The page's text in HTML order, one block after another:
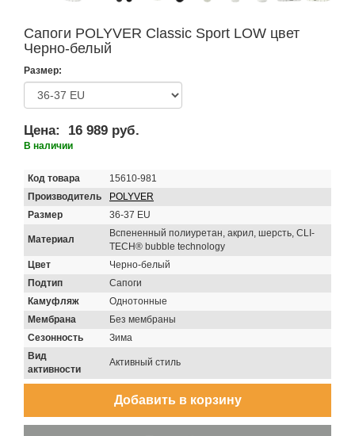
Сапоги POLYVER Classic Sport LOW цвет
Черно-белый
Размер:
Цена: 16 989 руб.
В наличии
Код товара
15610-981
Производитель
POLYVER
Размер
36-37 EU
Материал
Вспененный полиуретан, акрил, шерсть, CLI-
TECH® bubble technology
Цвет
Черно-белый
Подтип
Сапоги
Камуфляж
Однотонные
Мембрана
Без мембраны
Сезонность
Зима
Вид
активности
Активный стиль